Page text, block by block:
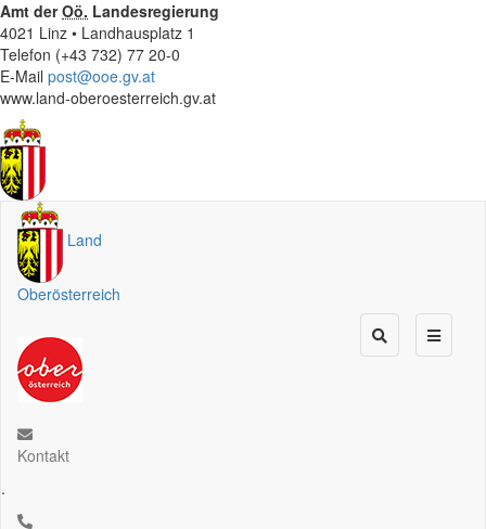
Amt derOö. Landesregierung
4021 Linz • Landhausplatz 1
Telefon (+43 732) 77 20-0
E-Mail post@ooe.gv.at
www.land-oberoesterreich.gv.at
Land
Oberösterreich
Kontakt
.